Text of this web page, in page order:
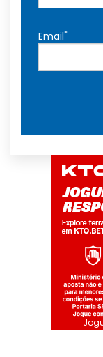
Email*